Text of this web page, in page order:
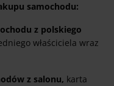
samochodu:
z polskiego
właściciela wraz
z salonu, karta